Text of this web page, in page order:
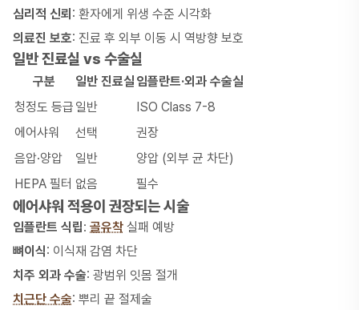
심리적 신뢰 : 환자에게 위생 수준 시각화
의료진 보호: 진료 후 외부 이동 시 역방향 보호
일반 진료실 vs 수술실
구분 일반 진료실 임플란트·외과 수술실
청정도 등급 일반
ISO Class 7-8
에어샤워
선택
권장
음압·양압
일반
양압 (외부 균 차단)
HEPA 필터 없음 필수
에어샤워 적용이 권장되는 시술
임플란트 식립: 골유착 실패 예방
뼈이식: 이식재 감염 차단
치주 외과 수술: 광범위 잇몸 절개
치근단 수술: 뿌리 끝 절제술